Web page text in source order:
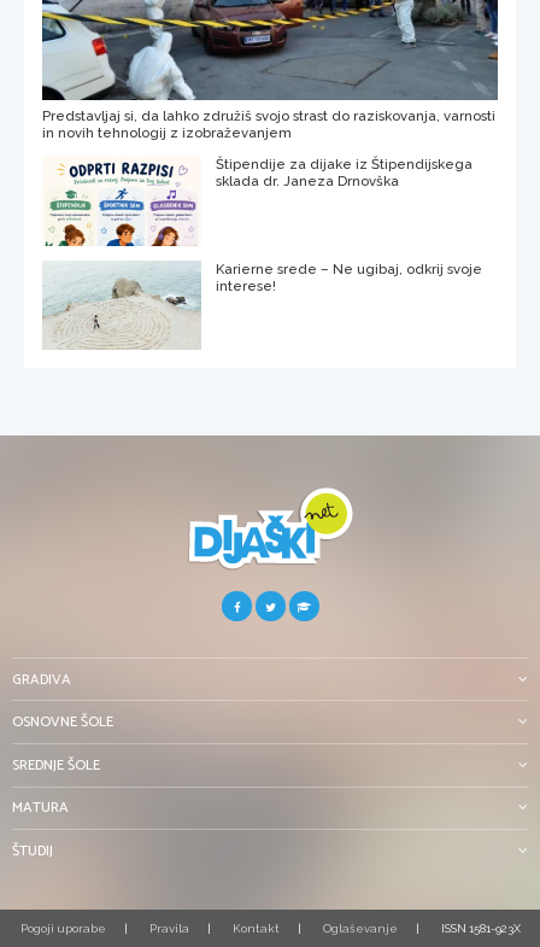
Predstavljaj si, da lahko združiš svojo strast do raziskovanja, varnosti
in novih tehnologij z izobraževanjem
Štipendije za dijake iz Štipendijskega
sklada dr. Janeza Drnovška
Karierne srede – Ne ugibaj, odkrij svoje
interese!
GRADIVA
OSNOVNE ŠOLE
SREDNJE ŠOLE
MATURA
ŠTUDIJ
Pogoji uporabe Pravila Kontakt Oglaševanje ISSN 1581-923X